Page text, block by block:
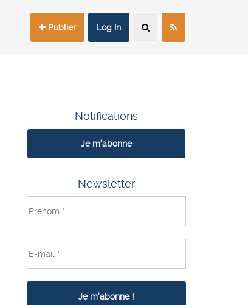
Publier Log In
Notifications
Je m'abonne
Newsletter